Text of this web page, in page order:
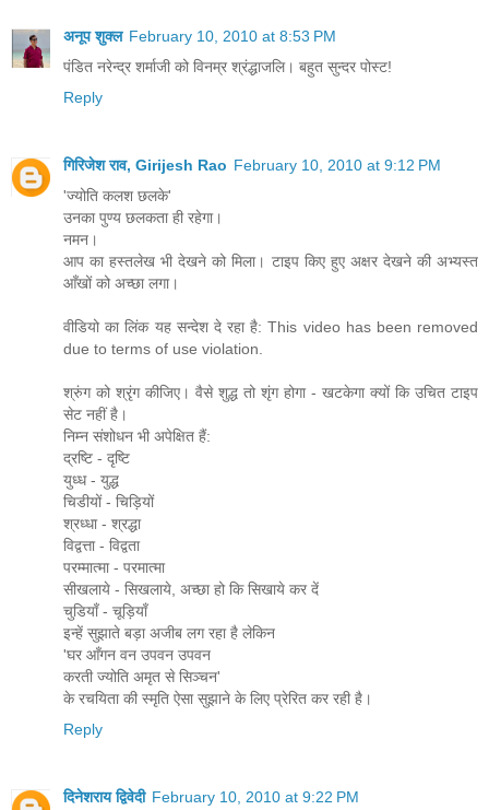
अनूप शुक्ल February 10, 2010 at 8:53 PM
पंडित नरेन्द्र शर्माजी को विनम्र श्रंद्धाजलि। बहुत सुन्दर पोस्ट!
Reply
गिरिजेश राव, Girijesh Rao February 10, 2010 at 9:12 PM
'ज्योति कलश छलके'
उनका पुण्य छलकता ही रहेगा।
नमन।
आप का हस्तलेख भी देखने को मिला। टाइप किए हुए अक्षर देखने की अभ्यस्त
आँखों को अच्छा लगा।
वीडियो का लिंक यह सन्देश दे रहा है: This video has been removed
due to terms of use violation.
श्रुंग को श्रृंग कीजिए। वैसे शुद्ध तो शृंग होगा - खटकेगा क्यों कि उचित टाइप
सेट नहीं है।
निम्न संशोधन भी अपेक्षित हैं:
द्रष्टि - दृष्टि
युध्ध - युद्ध
चिडीयों - चिड़ियों
श्रध्धा - श्रद्धा
विद्वत्ता - विद्वता
परम्मात्मा - परमात्मा
सीखलाये - सिखलाये, अच्छा हो कि सिखाये कर दें
चुडियाँ - चूड़ियाँ
इन्हें सुझाते बड़ा अजीब लग रहा है लेकिन
'घर आँगन वन उपवन उपवन
करती ज्योति अमृत से सिञ्चन'
के रचयिता की स्मृति ऐसा सुझाने के लिए प्रेरित कर रही है।
Reply
दिनेशराय द्विवेदी February 10, 2010 at 9:22 PM